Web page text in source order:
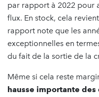
par rapport à 2022 pour
flux. En stock, cela
rapport note que les
exceptionnelles en
du fait de la sortie de la
Même si cela reste
hausse importante